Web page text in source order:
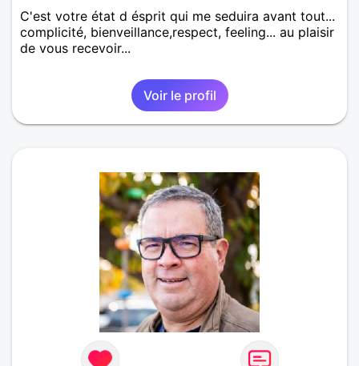
C'est votre état d ésprit qui me seduira avant tout...
complicité, bienveillance,respect, feeling... au plaisir
de vous recevoir...
Voir le profil